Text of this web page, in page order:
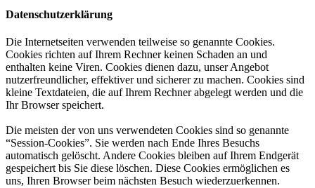
Datenschutzerklärung
Die Internetseiten verwenden teilweise so genannte Cookies.
Cookies richten auf Ihrem Rechner keinen Schaden an und
enthalten keine Viren. Cookies dienen dazu, unser Angebot
nutzerfreundlicher, effektiver und sicherer zu machen. Cookies sind
kleine Textdateien, die auf Ihrem Rechner abgelegt werden und die
Ihr Browser speichert.
Die meisten der von uns verwendeten Cookies sind so genannte
“Session-Cookies”. Sie werden nach Ende Ihres Besuchs
automatisch gelöscht. Andere Cookies bleiben auf Ihrem Endgerät
gespeichert bis Sie diese löschen. Diese Cookies ermöglichen es
uns, Ihren Browser beim nächsten Besuch wiederzuerkennen.